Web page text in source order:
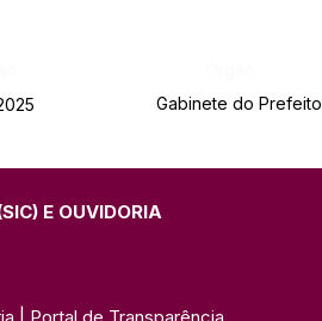
Gabinete do Prefeito
E OUVIDORIA